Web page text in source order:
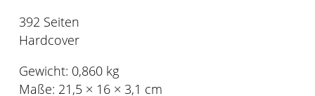
392 Seiten
Hardcover
Gewicht: 0,860 kg
Maße: 21,5 × 16 × 3,1 cm